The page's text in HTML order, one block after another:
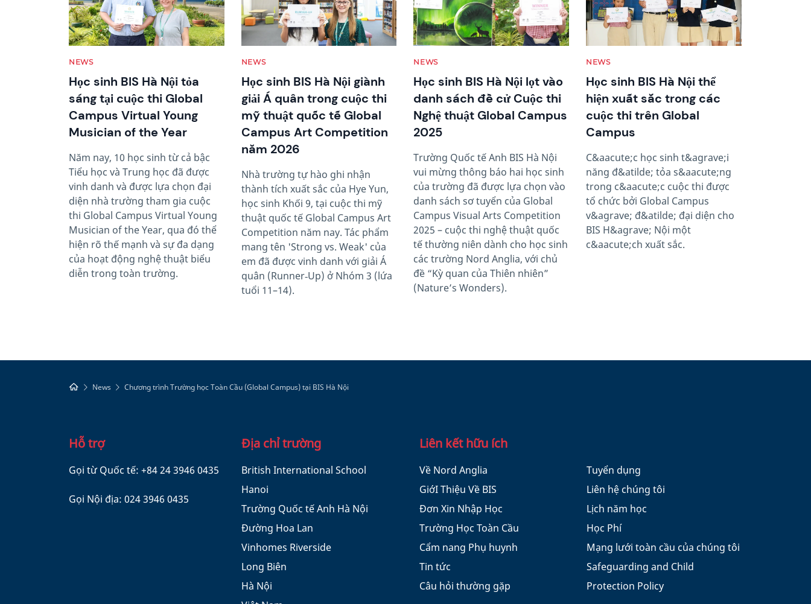
NEWS
Học sinh BIS Hà Nội tỏa
sáng tại cuộc thi Global
Campus Virtual Young
Musician of the Year
Năm nay, 10 học sinh từ cả bậc
Tiểu học và Trung học đã được
vinh danh và được lựa chọn đại
diện nhà trường tham gia cuộc
thi Global Campus Virtual Young
Musician of the Year, qua đó thể
hiện rõ thế mạnh và sự đa dạng
của hoạt động nghệ thuật biểu
diễn trong toàn trường.
NEWS
Học sinh BIS Hà Nội giành
giải Á quân trong cuộc thi
mỹ thuật quốc tế Global
Campus Art Competition
năm 2026
Nhà trường tự hào ghi nhận
thành tích xuất sắc của Hye Yun,
học sinh Khối 9, tại cuộc thi mỹ
thuật quốc tế Global Campus Art
Competition năm nay. Tác phẩm
mang tên 'Strong vs. Weak' của
em đã được vinh danh với giải Á
quân (Runner‑Up) ở Nhóm 3 (lứa
tuổi 11–14).
NEWS
Học sinh BIS Hà Nội lọt vào
danh sách đề cử Cuộc thi
Nghệ thuật Global Campus
2025
Trường Quốc tế Anh BIS Hà Nội
vui mừng thông báo hai học sinh
của trường đã được lựa chọn vào
danh sách sơ tuyển của Global
Campus Visual Arts Competition
2025 – cuộc thi nghệ thuật quốc
tế thường niên dành cho học sinh
các trường Nord Anglia, với chủ
đề “Kỳ quan của Thiên nhiên”
(Nature’s Wonders).
NEWS
Học sinh BIS Hà Nội thể
hiện xuất sắc trong các
cuộc thi trên Global
Campus
C&aacute;c học sinh t&agrave;i
năng đ&atilde; tỏa s&aacute;ng
trong c&aacute;c cuộc thi được
tổ chức bởi Global Campus
v&agrave; đ&atilde; đại diện cho
BIS H&agrave; Nội một
c&aacute;ch xuất sắc.
News Chương trình Trường học Toàn Cầu (Global Campus) tại BIS Hà Nội
Hỗ trợ
Gọi từ Quốc tế:+84 24 3946 0435
Gọi Nội địa:024 3946 0435
Địa chỉ trường
British International School
Hanoi
Trường Quốc tế Anh Hà Nội
Đường Hoa Lan
Vinhomes Riverside
Long Biên
Hà Nội
Liên kết hữu ích
Về Nord Anglia
GiớI Thiệu Về BIS
Đơn Xin Nhập Học
Trường Học Toàn Cầu
Cẩm nang Phụ huynh
Tin tức
Câu hỏi thường gặp
Tuyển dụng
Liên hệ chúng tôi
Lịch năm học
Học Phí
Mạng lưới toàn cầu của chúng tôi
Safeguarding and Child
Protection Policy